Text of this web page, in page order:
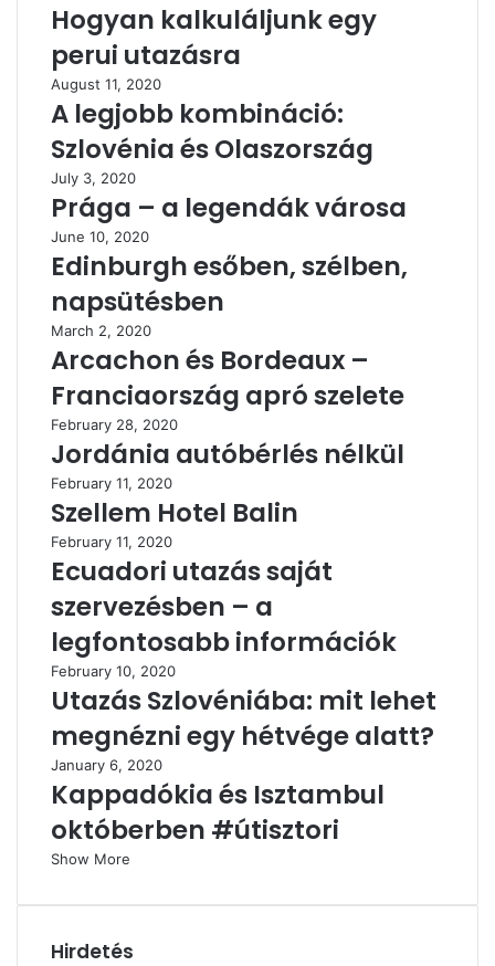
Hogyan kalkuláljunk egy
perui utazásra
August 11, 2020
A legjobb kombináció:
Szlovénia és Olaszország
July 3, 2020
Prága – a legendák városa
June 10, 2020
Edinburgh esőben, szélben,
napsütésben
March 2, 2020
Arcachon és Bordeaux –
Franciaország apró szelete
February 28, 2020
Jordánia autóbérlés nélkül
February 11, 2020
Szellem Hotel Balin
February 11, 2020
Ecuadori utazás saját
szervezésben – a
legfontosabb információk
February 10, 2020
Utazás Szlovéniába: mit lehet
megnézni egy hétvége alatt?
January 6, 2020
Kappadókia és Isztambul
októberben #útisztori
Show More
Hirdetés